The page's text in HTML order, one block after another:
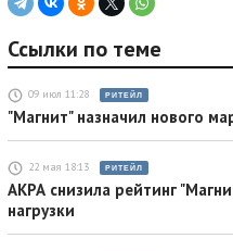
Ссылки по теме
09 июл 11:28 РИТЕЙЛ
"Магнит" назначил нового
22 мая 18:13 РИТЕЙЛ
АКРА снизила рейтинг
нагрузки